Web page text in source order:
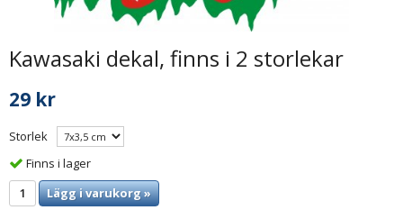
Kawasaki dekal, finns i 2 storlekar
29 kr
Storlek
Finns i lager
Lägg i varukorg »